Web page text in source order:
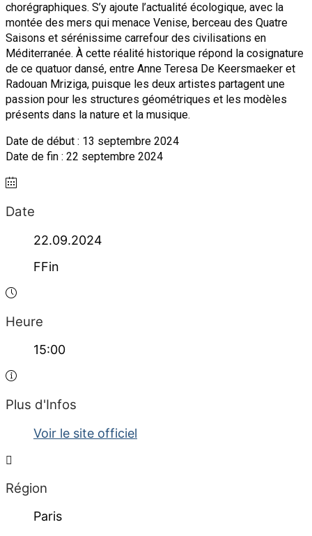
chorégraphiques. S’y ajoute l’actualité écologique, avec la
montée des mers qui menace Venise, berceau des Quatre
Saisons et sérénissime carrefour des civilisations en
Méditerranée. À cette réalité historique répond la cosignature
de ce quatuor dansé, entre Anne Teresa De Keersmaeker et
Radouan Mriziga, puisque les deux artistes partagent une
passion pour les structures géométriques et les modèles
présents dans la nature et la musique.
Date de début : 13 septembre 2024
Date de fin : 22 septembre 2024
Date
22.09.2024
FFin
Heure
15:00
Plus d'Infos
Voir le site officiel
Région
Paris